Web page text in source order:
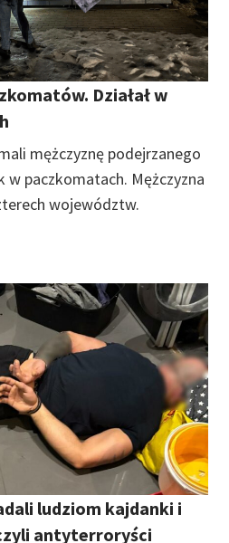
Działał w
mężczyznę podejrzanego
w paczkomatach. Mężczyzna
województw.
ludziom kajdanki i
antyterroryści